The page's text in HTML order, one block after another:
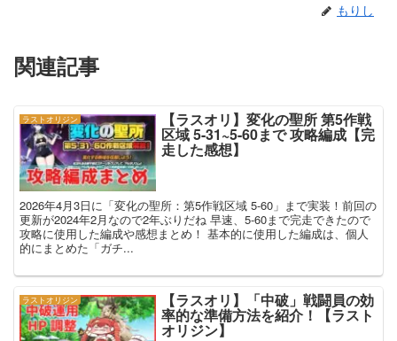
もりし
関連記事
ラストオリジン 【ラスオリ】変化の聖所 第5作戦
区域 5-31~5-60まで 攻略編成【完
走した感想】
2026年4月3日に「変化の聖所：第5作戦区域 5-60」まで実装！前回の
更新が2024年2月なので2年ぶりだね 早速、5-60まで完走できたので
攻略に使用した編成や感想まとめ！ 基本的に使用した編成は、個人
的にまとめた「ガチ...
ラストオリジン 【ラスオリ】「中破」戦闘員の効
率的な準備方法を紹介！【ラスト
オリジン】